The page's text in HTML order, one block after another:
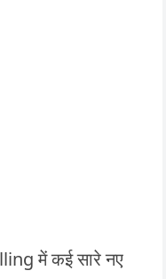
में कई सारे नए